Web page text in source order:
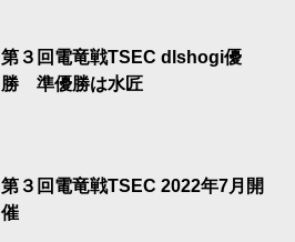
第３回電竜戦TSEC dlshogi優
勝 準優勝は水匠
第３回電竜戦TSEC 2022年7月開
催